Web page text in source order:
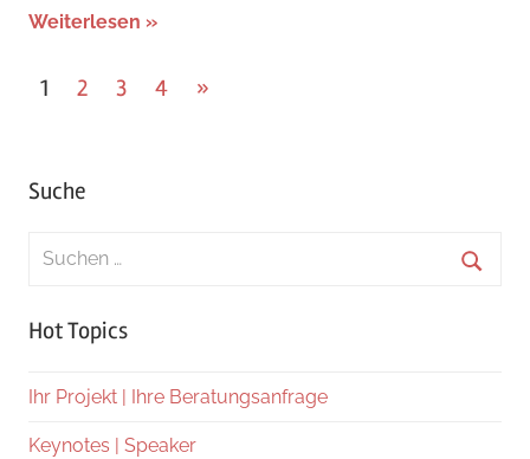
Weiterlesen
Seitennummerierung
Beiträge
1 2 3 4
Nächste
»
Suche
Suchen
Hot Topics
Ihr Projekt | Ihre Beratungsanfrage
Keynotes | Speaker